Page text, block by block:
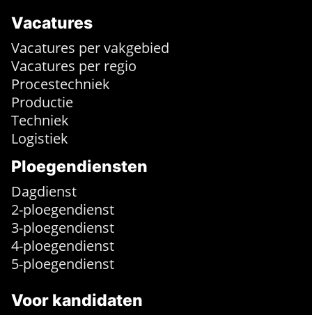
Vacatures
Vacatures per vakgebied
Vacatures per regio
Procestechniek
Productie
Techniek
Logistiek
Ploegendiensten
Dagdienst
2-ploegendienst
3-ploegendienst
4-ploegendienst
5-ploegendienst
Voor kandidaten